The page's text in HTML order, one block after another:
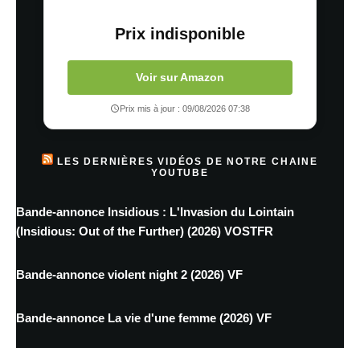
Prix indisponible
Voir sur Amazon
Prix mis à jour : 09/08/2026 07:38
LES DERNIÈRES VIDÉOS DE NOTRE CHAINE
YOUTUBE
Bande-annonce Insidious : L'Invasion du Lointain
(Insidious: Out of the Further) (2026) VOSTFR
Bande-annonce violent night 2 (2026) VF
Bande-annonce La vie d'une femme (2026) VF